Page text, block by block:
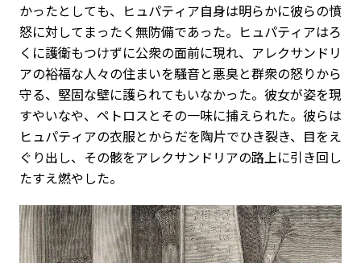
かったとしても、ヒュパティア自身は明らかに彼らの憤
怒に対してまったく無防備であった。ヒュパティアはろ
くに護衛もつけずに公衆の面前に現れ、アレクサンドリ
アの裕福な人々の住まいを騒音と悪臭と群衆の怒りから
守る、堅固な壁に護られてもいなかった。彼女が姿を現
すやいなや、ペトロスとその一味に捕えられた。彼らは
ヒュパティアの衣服とからだを陶片でひき裂き、目をえ
ぐり出し、その骸をアレクサンドリアの路上に引き回し
たすえ燃やした。